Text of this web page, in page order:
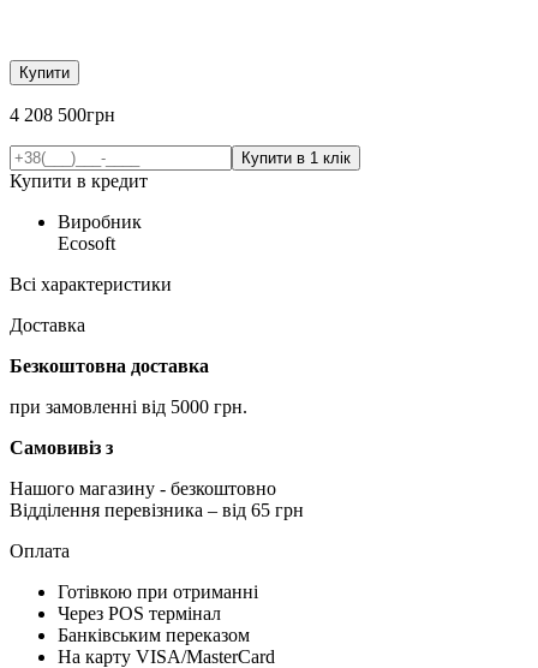
Купити
4 208 500грн
Купити в кредит
Виробник
Ecosoft
Всі характеристики
Доставка
Безкоштовна доставка
при замовленні від 5000 грн.
Самовивіз з
Нашого магазину - безкоштовно
Відділення перевізника – від 65 грн
Оплата
Готівкою при отриманні
Через POS термінал
Банківським переказом
На карту VISA/MasterCard